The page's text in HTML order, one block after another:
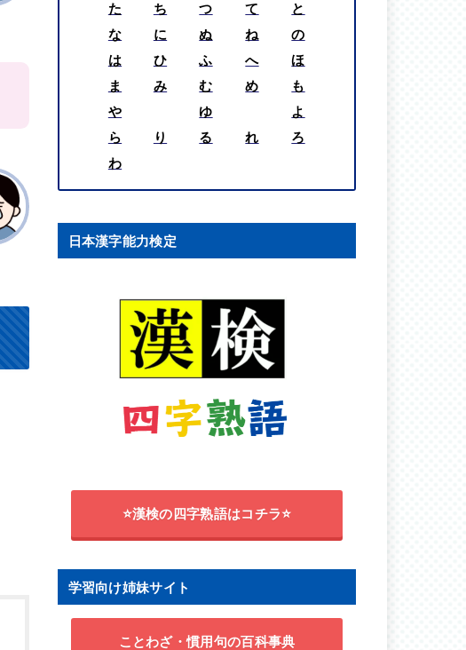
た
ち つ て
と
な
に ぬ ね
の
は
ひ ふ へ
ほ
ま
み む め
も
や
ゆ
よ
ら
り る れ
ろ
わ
日本漢字能力検定
⭐漢検の四字熟語はコチラ⭐
学習向け姉妹サイト
ことわざ・慣用句の百科事典